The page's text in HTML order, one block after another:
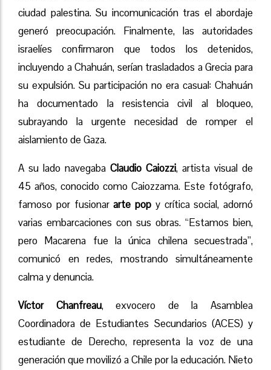
ciudad palestina. Su incomunicación tras el abordaje
generó preocupación. Finalmente, las autoridades
israelíes confirmaron que todos los detenidos,
incluyendo a Chahuán, serían trasladados a Grecia para
su expulsión. Su participación no era casual: Chahuán
ha documentado la resistencia civil al bloqueo,
subrayando la urgente necesidad de romper el
aislamiento de Gaza.
A su lado navegaba Claudio Caiozzi, artista visual de
45 años, conocido como Caiozzama. Este fotógrafo,
famoso por fusionararte pop y crítica social, adornó
varias embarcaciones con sus obras. “Estamos bien,
pero Macarena fue la única chilena secuestrada”,
comunicó en redes, mostrando simultáneamente
calma y denuncia.
Víctor Chanfreau, exvocero de la Asamblea
Coordinadora de Estudiantes Secundarios (ACES) y
estudiante de Derecho, representa la voz de una
generación que movilizó a Chile por la educación. Nieto